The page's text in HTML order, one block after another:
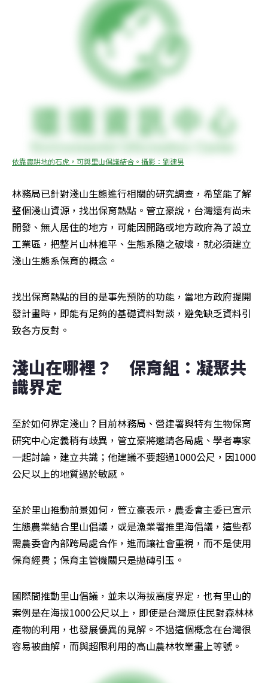
依靠農耕地的石虎，可與里山倡議結合。攝影：劉建男
林務局已針對淺山生態進行相關的研究調查，希望能了解
整個淺山資源，找出保育熱點。管立豪說，台灣還有尚未
開發、無人居住的地方，可能因開路或地方政府為了設立
工業區，把整片山林推平、生態系隨之破壞，就必須建立
淺山生態系保育的概念。
找出保育熱點的目的是事先預防的功能，當地方政府提開
發計畫時，即能有足夠的基礎資料對談，避免缺乏資料引
致各方反對。
淺山在哪裡？　保育組：凝聚共
識界定
至於如何界定淺山？目前林務局、營建署與特有生物保育
研究中心定義稍有歧異，管立豪將邀請各局處、學者專家
一起討論，建立共識；他建議不要超過1000公尺，因1000
公尺以上的地質過於敏感。
至於里山推動前景如何，管立豪表示，農委會主委已宣示
生態農業結合里山倡議，或是漁業署推里海倡議，這些都
需農委會內部跨局處合作，進而讓社會重視，而不是使用
保育經費；保育主管機關只是拋磚引玉。
國際間推動里山倡議，並未以海拔高度界定，也有里山的
案例是在海拔1000公尺以上，即使是台灣原住民對森林林
產物的利用，也發展優異的見解。不過這個概念在台灣很
容易被曲解，而與超限利用的高山農林牧業畫上等號。